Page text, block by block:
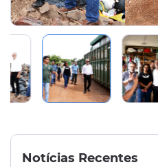
Notícias Recentes